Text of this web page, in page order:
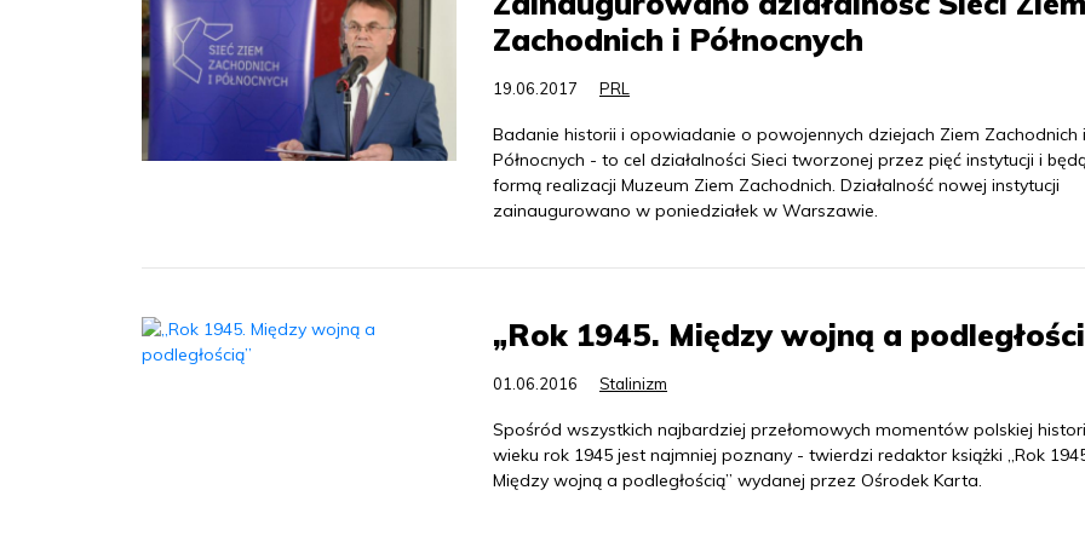
Zachodnich i Północnych
19.06.2017 PRL
Badanie historii i opowiadanie o powojennych dziejach Ziem Zachodnich i
Północnych - to cel działalności Sieci tworzonej przez pięć instytucji i
formą realizacji Muzeum Ziem Zachodnich. Działalność nowej instytucji
zainaugurowano w poniedziałek w Warszawie.
„Rok 1945. Między wojną a
01.06.2016 Stalinizm
Spośród wszystkich najbardziej przełomowych momentów polskiej
wieku rok 1945 jest najmniej poznany - twierdzi redaktor książki „Rok
Między wojną a podległością” wydanej przez Ośrodek Karta.